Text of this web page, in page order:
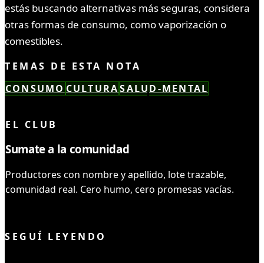
estás buscando alternativas más seguras, considera
otras formas de consumo, como vaporización o
comestibles.
TEMAS DE ESTA NOTA
CONSUMO CULTURASALUD-MENTAL
EL CLUB
Sumate a la comunidad
Productores con nombre y apellido, lote trazable,
comunidad real. Cero humo, cero promesas vacías.
SEGUÍ LEYENDO